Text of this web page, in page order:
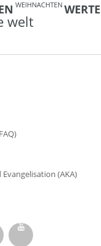
WEIHNACHTEN WERTE
welt
(AKA)